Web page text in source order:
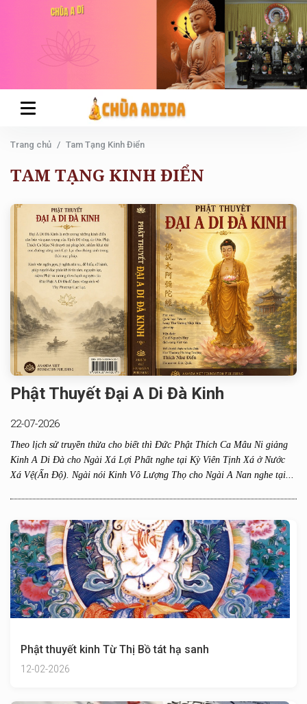
Trang chủ Tam Tạng Kinh Điển
TAM TẠNG KINH ĐIỂN
Phật Thuyết Đại A Di Đà Kinh
22-07-2026
Theo lịch sử truyền thừa cho biết thì Đức Phật Thích Ca Mâu Ni giảng
Kinh A Di Đà cho Ngài Xá Lợi Phất nghe tại Kỳ Viên Tịnh Xá ở Nước
Xá Vệ(Ấn Độ). Ngài nói Kinh Vô Lượng Thọ cho Ngài A Nan nghe tại...
Phật thuyết kinh Từ Thị Bồ tát hạ sanh
12-02-2026